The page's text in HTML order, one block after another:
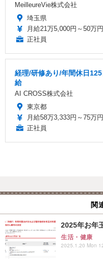
MeilleureVie株式会社
埼玉県
月給21万5,000円～50万円
正社員
経理/研修あり/年間休日
給
AI CROSS株式会社
東京都
月給58万3,333円～75万円
正社員
関
2025年お年
生活・健康
2025.1.20 Mon